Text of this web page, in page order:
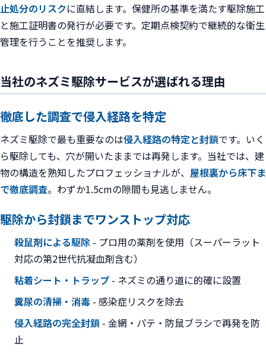
止処分のリスクに直結します。保健所の基準を満たす駆除施工
と施工証明書の発行が必要です。定期点検契約で継続的な衛生
管理を行うことを推奨します。
当社のネズミ駆除サービスが選ばれる理由
徹底した調査で侵入経路を特定
ネズミ駆除で最も重要なのは侵入経路の特定と封鎖です。いく
ら駆除しても、穴が開いたままでは再発します。当社では、建
物の構造を熟知したプロフェッショナルが、 屋根裏から床下ま
で徹底調査。わずか1.5cmの隙間も見逃しません。
駆除から封鎖までワンストップ対応
殺鼠剤による駆除 - プロ用の薬剤を使用（スーパーラット
対応の第2世代抗凝血剤含む）
粘着シート・トラップ - ネズミの通り道に的確に設置
糞尿の清掃・消毒 - 感染症リスクを除去
侵入経路の完全封鎖 - 金網・パテ・防鼠ブラシで再発を防
止